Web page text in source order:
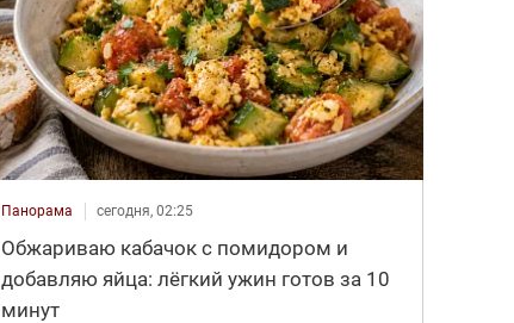
Панорама сегодня, 02:25
Обжариваю кабачок с помидором и
добавляю яйца: лёгкий ужин готов за 10
минут